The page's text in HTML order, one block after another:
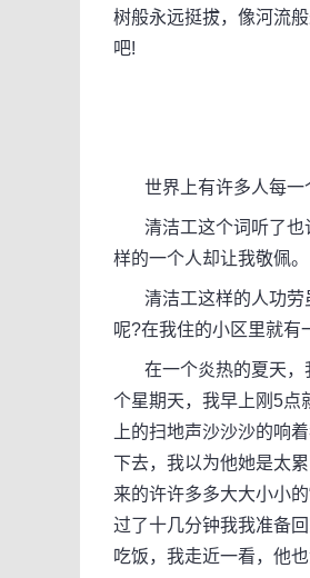
树般永远挺拔，像河流
吧!
世界上有许多人每一
清洁工这个词听了也
样的一个人却让我敬佩。
清洁工这样的人功劳
呢?在我住的小区里就有
在一个炎热的夏天，
个星期天，我早上刚5点
上的扫地声沙沙沙的响
下去，我以为他她是太
来的许许多多大大小小
过了十几分钟我我准备
吃饭，我走近一看，他